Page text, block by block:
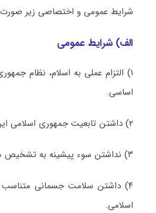
شرایط عمومی و اختصاصی زیر
الف) شرایط عمومی
۱) التزام عملی به اسلام، نظام
اساسی.
۲) داشتن تابعیت جمهوری اسلامی ایران.
۳) نداشتن سوء پیشینه به تشخیص مراجع ذیصلاح.
۴) داشتن سلامت جسمانی
اسلامی.